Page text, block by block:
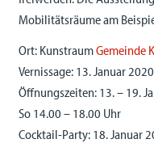
Mobilitätsräume am
Ort: KunstraumGemeinde
Vernissage: 13. Januar
Öffnungszeiten: 13. – 19.
So 14.00 – 18.00 Uhr
Cocktail-Party: 18. Januar